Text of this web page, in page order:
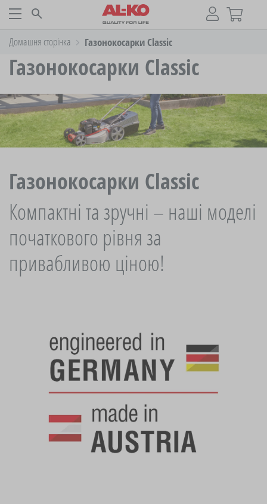
Домашня сторінка Газонокосарки Classic
Газонокосарки Classic
Газонокосарки Classic
Компактні та зручні – наші моделі
початкового рівня за
привабливою ціною!